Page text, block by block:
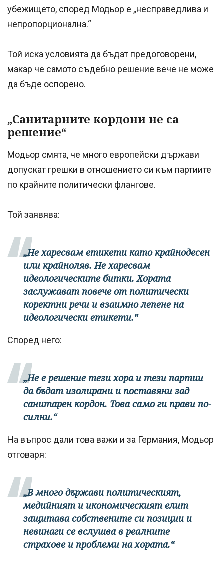
убежището, според Модьор е „несправедлива и
непропорционална.“
Той иска условията да бъдат предоговорени,
макар че самото съдебно решение вече не може
да бъде оспорено.
„Санитарните кордони не са
решение“
Модьор смята, че много европейски държави
допускат грешки в отношението си към партиите
по крайните политически флангове.
Той заявява:
„Не харесвам етикети като крайнодесен
или крайноляв. Не харесвам
идеологическите битки. Хората
заслужават повече от политически
коректни речи и взаимно лепене на
идеологически етикети.“
Според него:
„Не е решение тези хора и тези партии
да бъдат изолирани и поставяни зад
санитарен кордон. Това само ги прави по-
силни.“
На въпрос дали това важи и за Германия, Модьор
отговаря:
„В много държави политическият,
медийният и икономическият елит
защитава собствените си позиции и
невинаги се вслушва в реалните
страхове и проблеми на хората.“